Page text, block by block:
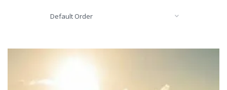
Default Order